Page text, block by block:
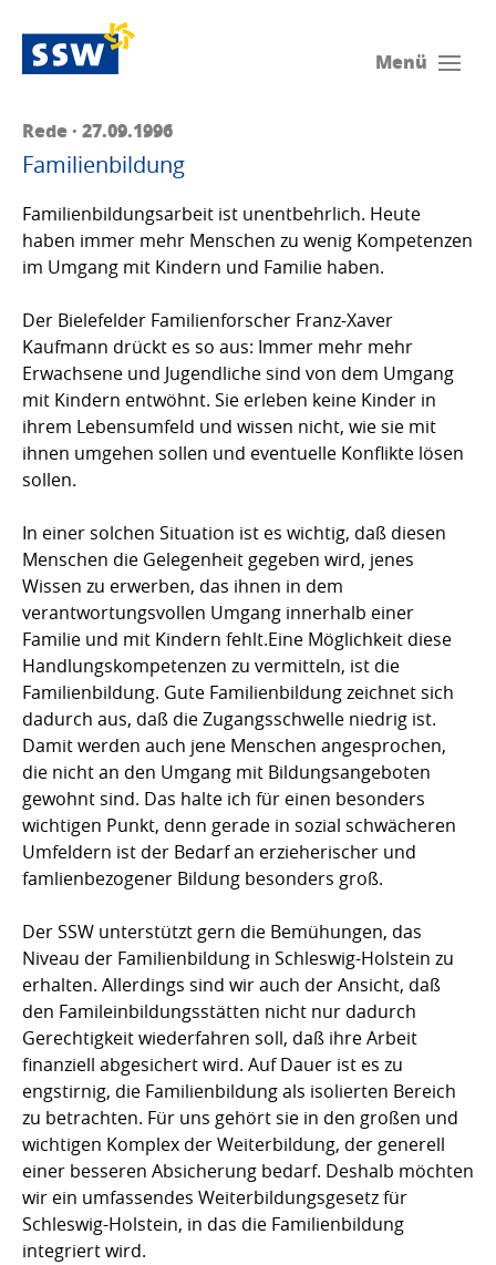
Menü
Rede · 27.09.1996
Familienbildung
Familienbildungsarbeit ist unentbehrlich. Heute
haben immer mehr Menschen zu wenig Kompetenzen
im Umgang mit Kindern und Familie haben.
Der Bielefelder Familienforscher Franz-Xaver
Kaufmann drückt es so aus: Immer mehr mehr
Erwachsene und Jugendliche sind von dem Umgang
mit Kindern entwöhnt. Sie erleben keine Kinder in
ihrem Lebensumfeld und wissen nicht, wie sie mit
ihnen umgehen sollen und eventuelle Konflikte lösen
sollen.
In einer solchen Situation ist es wichtig, daß diesen
Menschen die Gelegenheit gegeben wird, jenes
Wissen zu erwerben, das ihnen in dem
verantwortungsvollen Umgang innerhalb einer
Familie und mit Kindern fehlt.Eine Möglichkeit diese
Handlungskompetenzen zu vermitteln, ist die
Familienbildung. Gute Familienbildung zeichnet sich
dadurch aus, daß die Zugangsschwelle niedrig ist.
Damit werden auch jene Menschen angesprochen,
die nicht an den Umgang mit Bildungsangeboten
gewohnt sind. Das halte ich für einen besonders
wichtigen Punkt, denn gerade in sozial schwächeren
Umfeldern ist der Bedarf an erzieherischer und
famlienbezogener Bildung besonders groß.
Der SSW unterstützt gern die Bemühungen, das
Niveau der Familienbildung in Schleswig-Holstein zu
erhalten. Allerdings sind wir auch der Ansicht, daß
den Famileinbildungsstätten nicht nur dadurch
Gerechtigkeit wiederfahren soll, daß ihre Arbeit
finanziell abgesichert wird. Auf Dauer ist es zu
engstirnig, die Familienbildung als isolierten Bereich
zu betrachten. Für uns gehört sie in den großen und
wichtigen Komplex der Weiterbildung, der generell
einer besseren Absicherung bedarf. Deshalb möchten
wir ein umfassendes Weiterbildungsgesetz für
Schleswig-Holstein, in das die Familienbildung
integriert wird.